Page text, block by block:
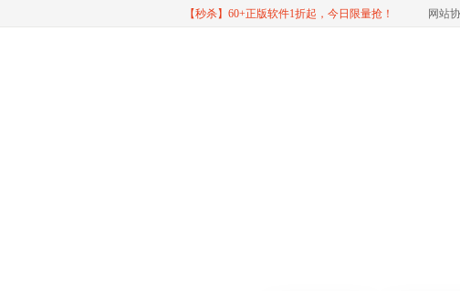
【秒杀】60+正版软件1折起，今日限量抢！ 网站